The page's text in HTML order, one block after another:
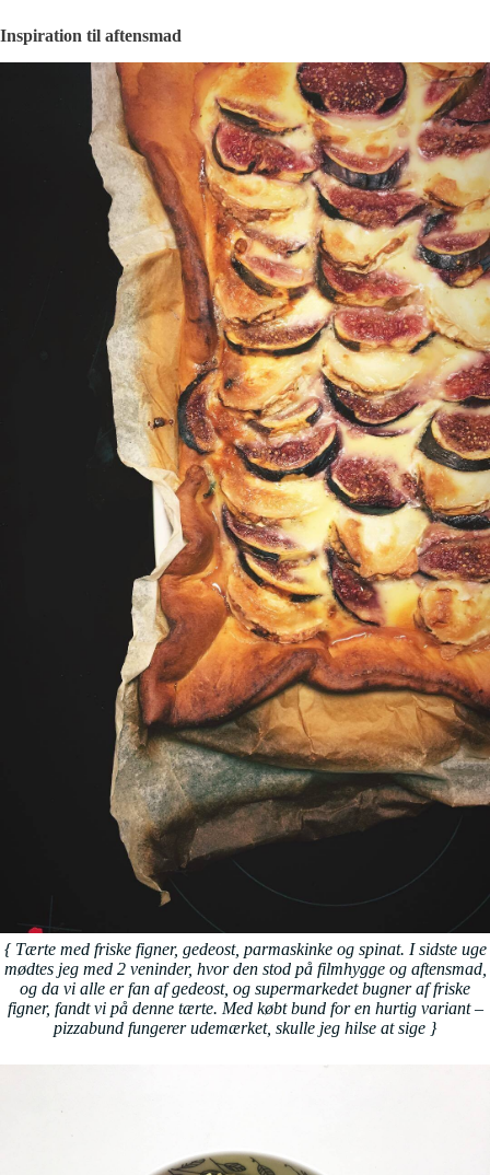
Inspiration til aftensmad
{ Tærte med friske figner, gedeost, parmaskinke og spinat. I sidste uge
mødtes jeg med 2 veninder, hvor den stod på filmhygge og aftensmad,
og da vi alle er fan af gedeost, og supermarkedet bugner af friske
figner, fandt vi på denne tærte. Med købt bund for en hurtig variant –
pizzabund fungerer udemærket, skulle jeg hilse at sige }